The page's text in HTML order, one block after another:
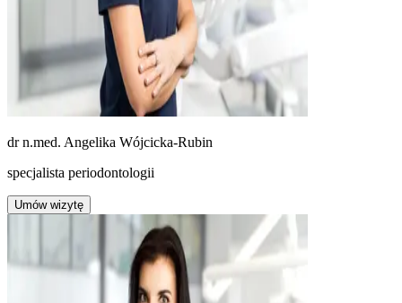
dr n.med. Angelika Wójcicka-Rubin
specjalista periodontologii
Umów wizytę